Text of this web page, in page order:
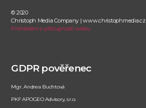
© 2020
Christoph Media Company | www.christophmedia.cz
Prohlášení o přístupnosti webu
GDPR pověřenec
Mgr. Andrea Buchtová
PKF APOGEO Advisory, s.r.o.